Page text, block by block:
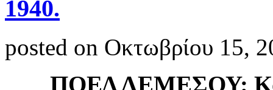
1940.
posted on Οκτωβρίου 15,
ΠΟΕΔ ΛΕΜΕΣΟΥ: